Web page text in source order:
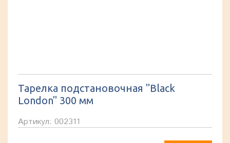
Тарелка подстановочная "Black
London" 300 мм
Артикул: 002311